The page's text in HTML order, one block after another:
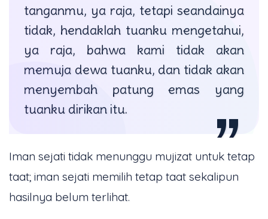
tanganmu, ya raja, tetapi seandainya
tidak, hendaklah tuanku mengetahui,
ya raja, bahwa kami tidak akan
memuja dewa tuanku, dan tidak akan
menyembah patung emas yang
tuanku dirikan itu.
Iman sejati tidak menunggu mujizat untuk tetap
taat; iman sejati memilih tetap taat sekalipun
hasilnya belum terlihat.